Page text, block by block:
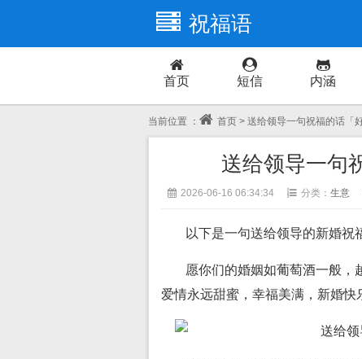
祝福语
首页 短信 内涵
当前位置 ： 首页 > 送给领导一句祝福的话「
送给领导一句
2026-06-16 06:34:34 分类： 生意
以下是一句送给领导的新婚祝
愿你们的婚姻如葡萄酒一般，
爱情永远甜蜜，幸福美满，新婚快